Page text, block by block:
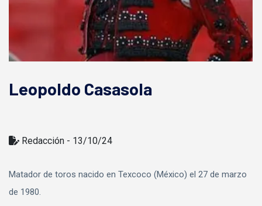
Leopoldo Casasola
Redacción - 13/10/24
Matador de toros nacido en Texcoco (México) el 27 de marzo
de 1980.